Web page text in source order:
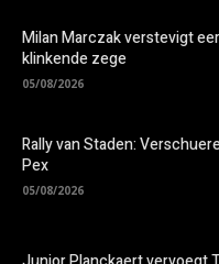
Milan Marczak verstevigt
klinkende zege
05/08/2026
Rally van Staden:
Pex
05/08/2026